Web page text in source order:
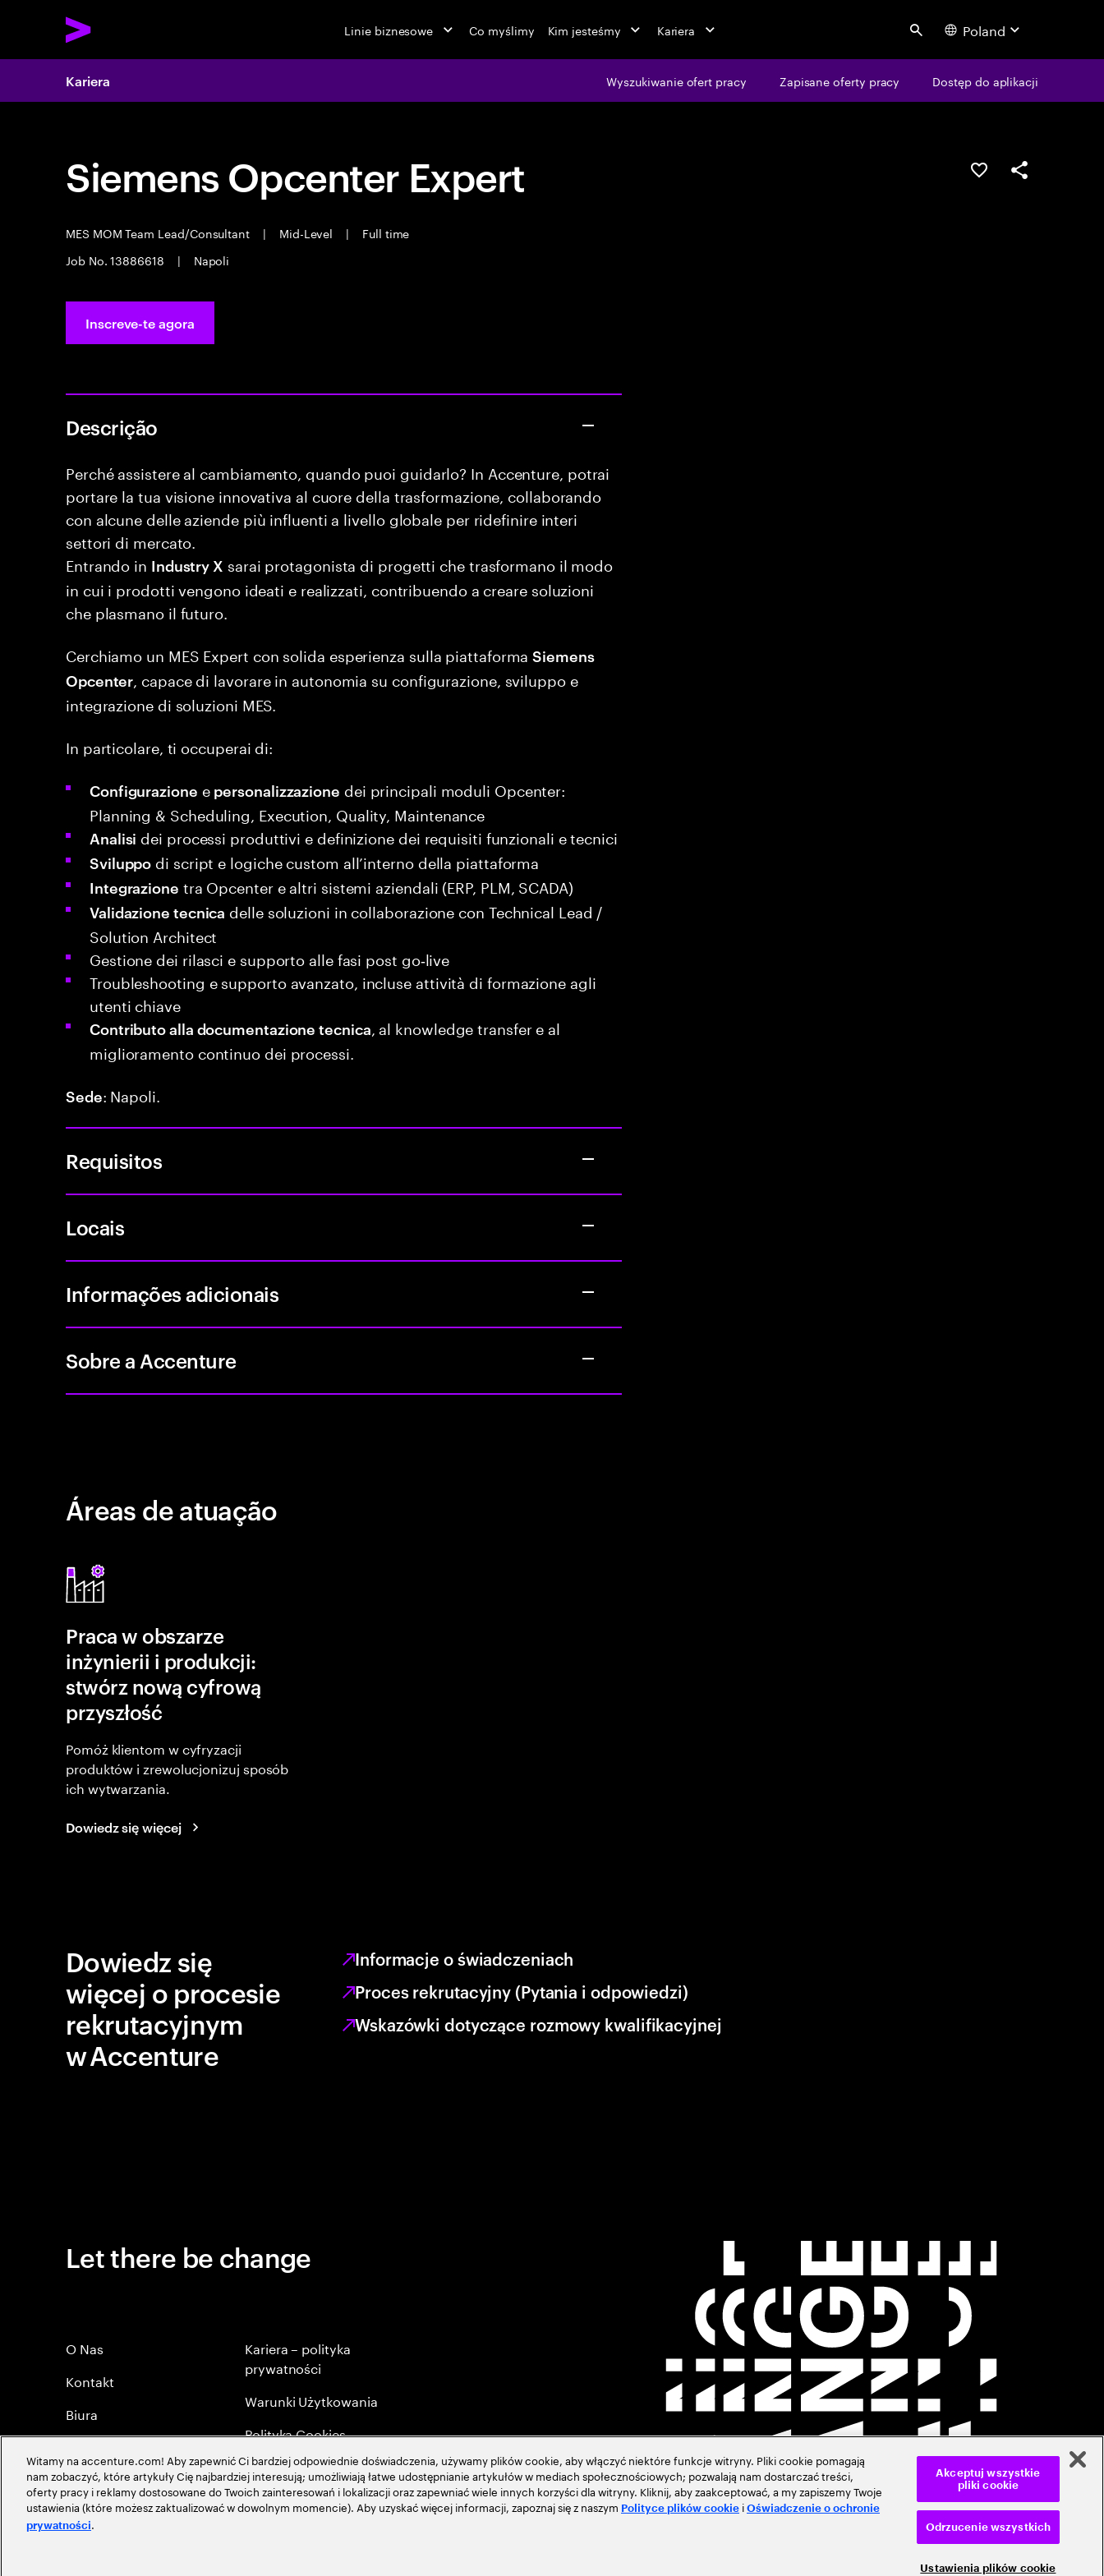
Linie biznesowe Co myślimy Kim jesteśmy Kariera Search Poland
Kariera Wyszukiwanie ofert pracy Zapisane oferty pracy Dostęp do aplikacji
Siemens Opcenter Expert
MES MOM Team Lead/Consultant | Mid-Level |
Full time
Job No. 13886618
| Napoli
GuardarPartilhar
Inscreve-te agora
Descrição
Perché assistere al cambiamento, quando puoi guidarlo? In Accenture, potrai
portare la tua visione innovativa al cuore della trasformazione, collaborando
con alcune delle aziende più influenti a livello globale per ridefinire interi
settori di mercato.
Entrando in Industry X sarai protagonista di progetti che trasformano il modo
in cui i prodotti vengono ideati e realizzati, contribuendo a creare soluzioni
che plasmano il futuro.
Cerchiamo un MES Expert con solida esperienza sulla piattaformaSiemens
Opcenter , capace di lavorare in autonomia su configurazione, sviluppo e
integrazione di soluzioni MES.
In particolare, ti occuperai di:
Configurazione e personalizzazione dei principali moduli Opcenter:
Planning & Scheduling, Execution, Quality, Maintenance
Analisi dei processi produttivi e definizione dei requisiti funzionali e tecnici
Sviluppo di script e logiche custom all’interno della piattaforma
Integrazione tra Opcenter e altri sistemi aziendali (ERP, PLM, SCADA)
Validazione tecnica delle soluzioni in collaborazione con Technical Lead /
Solution Architect
Gestione dei rilasci e supporto alle fasi post go‑live
Troubleshooting e supporto avanzato, incluse attività di formazione agli
utenti chiave
Contributo alla documentazione tecnica , al knowledge transfer e al
miglioramento continuo dei processi.
Sede: Napoli.
Requisitos
Locais
Informações adicionais
Sobre a Accenture
Áreas de atuação
Praca w obszarze
inżynierii i produkcji:
stwórz nową cyfrową
przyszłość
Pomóż klientom w cyfryzacji
produktów i zrewolucjonizuj sposób
ich wytwarzania.
Dowiedz się więcej
Dowiedz się
więcej o procesie
rekrutacyjnym
w Accenture
Informacje o świadczeniach
Proces rekrutacyjny (Pytania i odpowiedzi)
Wskazówki dotyczące rozmowy kwalifikacyjnej
Let there be change
O Nas
Kontakt
Biura
Polityka Prywatności
Kariera – polityka
prywatności
Warunki Użytkowania
Polityka Cookies
Mapa strony
Globalna maerytokracja
Witamy na accenture.com! Aby zapewnić Ci bardziej odpowiednie doświadczenia, używamy plików cookie, aby włączyć niektóre funkcje witryny. Pliki cookie pomagają
nam zobaczyć, które artykuły Cię najbardziej interesują; umożliwiają łatwe udostępnianie artykułów w mediach społecznościowych; pozwalają nam dostarczać treści,
oferty pracy i reklamy dostosowane do Twoich zainteresowań i lokalizacji oraz zapewniać wiele innych korzyści dla witryny. Kliknij, aby zaakceptować, a my zapiszemy Twoje
ustawienia (które możesz zaktualizować w dowolnym momencie). Aby uzyskać więcej informacji, zapoznaj się z naszym Polityce plików cookie i Oświadczenie o ochronie
prywatności.
Ustawienia plików cookie
Odrzucenie wszystkich
Akceptuj wszystkie
pliki cookie